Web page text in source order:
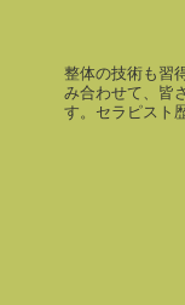
整体の技術も習
み合わせて、皆
す。セラピスト